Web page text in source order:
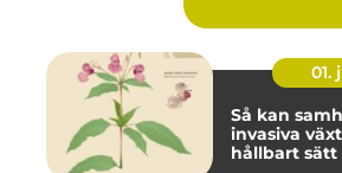
01.
Så kan
invasiva
hållbart sätt